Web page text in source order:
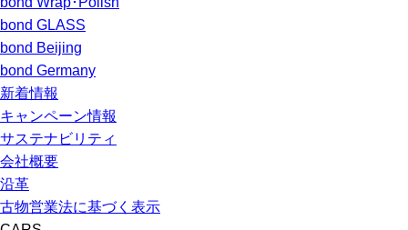
bond GLASS
bond Beijing
bond Germany
新着情報
キャンペーン情報
サステナビリティ
会社概要
沿革
古物営業法に基づく表示